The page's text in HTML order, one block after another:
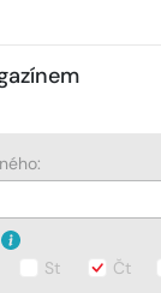
St Čt